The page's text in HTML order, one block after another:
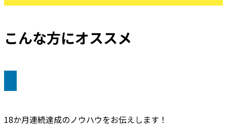
こんな方にオススメ
18か月連続達成のノウハウをお伝えします！